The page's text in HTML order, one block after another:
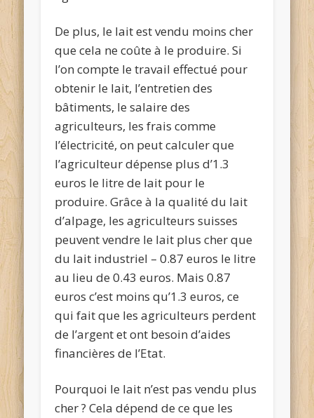
De plus, le lait est vendu moins cher
que cela ne coûte à le produire. Si
l’on compte le travail effectué pour
obtenir le lait, l’entretien des
bâtiments, le salaire des
agriculteurs, les frais comme
l’électricité, on peut calculer que
l’agriculteur dépense plus d’1.3
euros le litre de lait pour le
produire.Grâce à la qualité du lait
d’alpage, les agriculteurs suisses
peuvent vendre le lait plus cher que
du lait industriel – 0.87 euros le litre
au lieu de 0.43 euros. Mais 0.87
euros c’est moins qu’1.3 euros, ce
qui fait que les agriculteurs perdent
de l’argent et ont besoin d’aides
financières de l’Etat.
Pourquoi le lait n’est pas vendu plus
cher ? Cela dépend de ce que les